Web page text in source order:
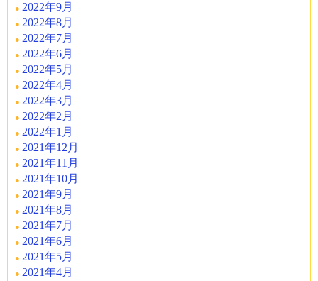
2022年9月
2022年8月
2022年7月
2022年6月
2022年5月
2022年4月
2022年3月
2022年2月
2022年1月
2021年12月
2021年11月
2021年10月
2021年9月
2021年8月
2021年7月
2021年6月
2021年5月
2021年4月